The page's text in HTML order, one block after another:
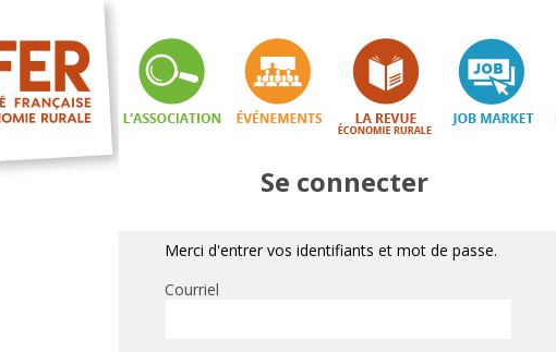
Se connecter
Merci d'entrer vos identifiants et mot de passe.
Courriel